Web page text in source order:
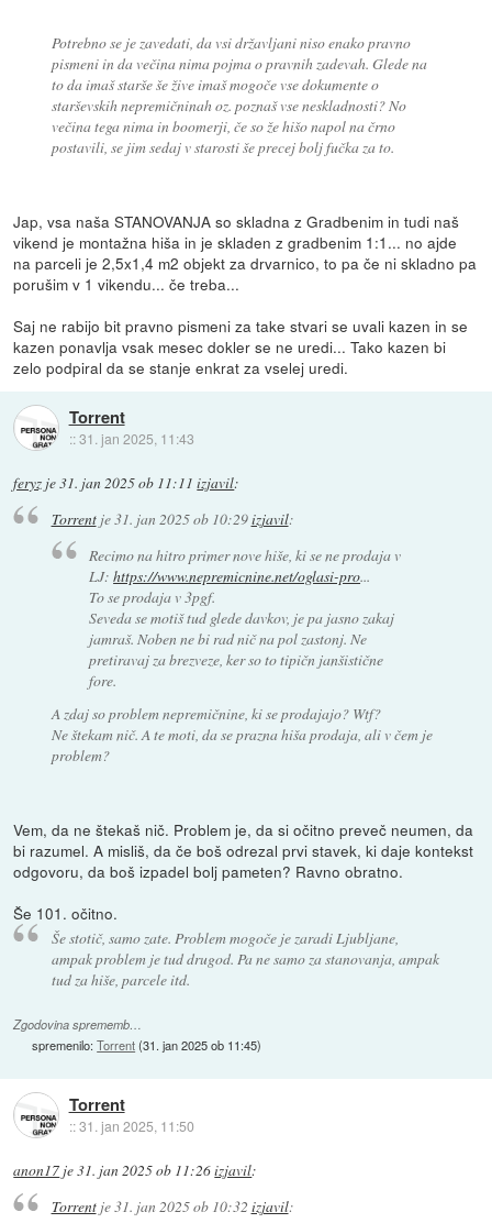
Potrebno se je zavedati, da vsi državljani niso enako pravno
pismeni in da večina nima pojma o pravnih zadevah. Glede na
to da imaš starše še žive imaš mogoče vse dokumente o
starševskih nepremičninah oz. poznaš vse neskladnosti? No
večina tega nima in boomerji, če so že hišo napol na črno
postavili, se jim sedaj v starosti še precej bolj fučka za to.
Jap, vsa naša STANOVANJA so skladna z Gradbenim in tudi naš
vikend je montažna hiša in je skladen z gradbenim 1:1... no ajde
na parceli je 2,5x1,4 m2 objekt za drvarnico, to pa če ni skladno pa
porušim v 1 vikendu... če treba...
Saj ne rabijo bit pravno pismeni za take stvari se uvali kazen in se
kazen ponavlja vsak mesec dokler se ne uredi... Tako kazen bi
zelo podpiral da se stanje enkrat za vselej uredi.
Torrent
::31. jan 2025, 11:43
feryz je31. jan 2025 ob 11:11 izjavil:
Torrentje31. jan 2025 ob 10:29izjavil:
Recimo na hitro primer nove hiše, ki se ne prodaja v
LJ:https://www.nepremicnine.net/oglasi-pro...
To se prodaja v 3pgf.
Seveda se motiš tud glede davkov, je pa jasno zakaj
jamraš. Noben ne bi rad nič na pol zastonj. Ne
pretiravaj za brezveze, ker so to tipičn janšistične
fore.
A zdaj so problem nepremičnine, ki se prodajajo? Wtf?
Ne štekam nič. A te moti, da se prazna hiša prodaja, ali v čem je
problem?
Vem, da ne štekaš nič. Problem je, da si očitno preveč neumen, da
bi razumel. A misliš, da če boš odrezal prvi stavek, ki daje kontekst
odgovoru, da boš izpadel bolj pameten? Ravno obratno.
Še 101. očitno.
Še stotič, samo zate. Problem mogoče je zaradi Ljubljane,
ampak problem je tud drugod. Pa ne samo za stanovanja, ampak
tud za hiše, parcele itd.
Zgodovina sprememb…
spremenilo:Torrent(31. jan 2025 ob 11:45)
Torrent
::31. jan 2025, 11:50
anon17 je31. jan 2025 ob 11:26izjavil:
Torrentje31. jan 2025 ob 10:32 izjavil: